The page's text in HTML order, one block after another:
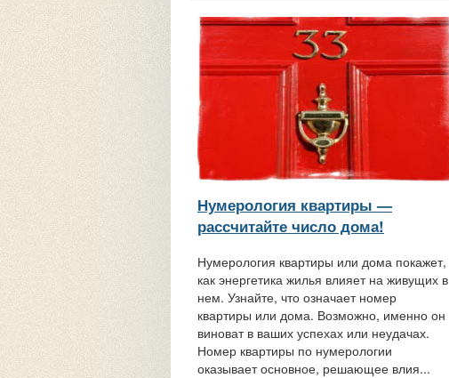
Нумерология квартиры —
рассчитайте число дома!
Нумерология квартиры или дома покажет,
как энергетика жилья влияет на живущих в
нем. Узнайте, что означает номер
квартиры или дома. Возможно, именно он
виноват в ваших успехах или неудачах.
Номер квартиры по нумерологии
оказывает основное, решающее влия...